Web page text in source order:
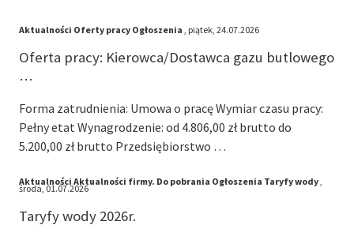
Aktualności Oferty pracy Ogłoszenia , piątek, 24.07.2026
Oferta pracy: Kierowca/Dostawca gazu butlowego
…
Forma zatrudnienia: Umowa o pracę Wymiar czasu pracy:
Pełny etat Wynagrodzenie: od 4.806,00 zł brutto do
5.200,00 zł brutto Przedsiębiorstwo …
Aktualności Aktualności firmy. Do pobrania Ogłoszenia Taryfy wody,
środa, 01.07.2026
Taryfy wody 2026r.